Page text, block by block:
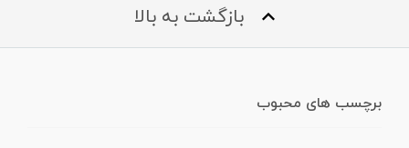
بازگشت به بالا
برچسب های محبوب